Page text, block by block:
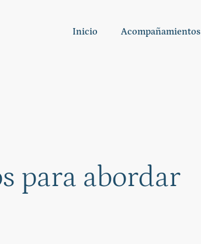
Inicio Acompañamientos
para abordar